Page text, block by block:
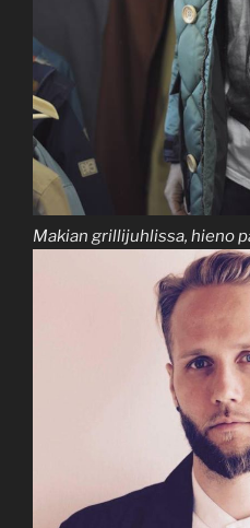
Makian grillijuhlissa, hieno